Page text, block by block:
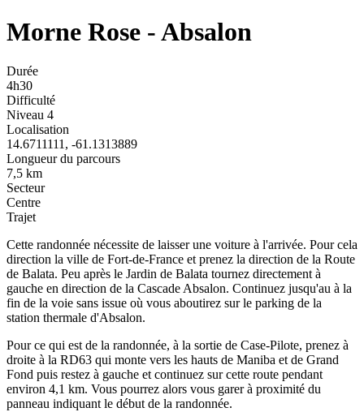
Morne Rose - Absalon
Durée
4h30
Difficulté
Niveau 4
Localisation
14.6711111, -61.1313889
Longueur du parcours
7,5 km
Secteur
Centre
Trajet
Cette randonnée nécessite de laisser une voiture à l'arrivée. Pour cela
direction la ville de Fort-de-France et prenez la direction de la Route
de Balata. Peu après le Jardin de Balata tournez directement à
gauche en direction de la Cascade Absalon. Continuez jusqu'au à la
fin de la voie sans issue où vous aboutirez sur le parking de la
station thermale d'Absalon.
Pour ce qui est de la randonnée, à la sortie de Case-Pilote, prenez à
droite à la RD63 qui monte vers les hauts de Maniba et de Grand
Fond puis restez à gauche et continuez sur cette route pendant
environ 4,1 km. Vous pourrez alors vous garer à proximité du
panneau indiquant le début de la randonnée.